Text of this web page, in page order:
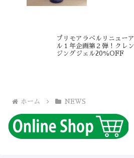
プリモアラベルリニューア
ル１年企画第２弾！クレン
ジングジェル20％OFF
ホーム NEWS